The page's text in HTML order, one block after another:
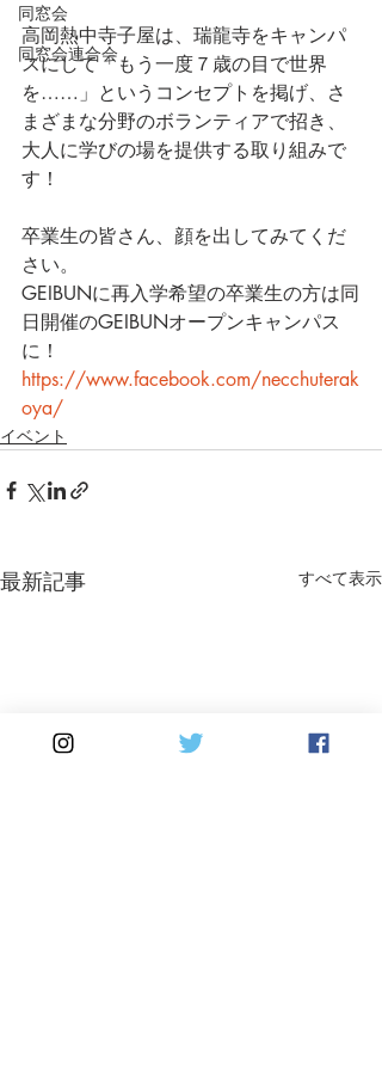
同窓会
同窓会連合会
高岡熱中寺子屋は、瑞龍寺をキャンパ
スにして「もう一度７歳の目で世界
を……」というコンセプトを掲げ、さ
まざまな分野のボランティアで招き、
大人に学びの場を提供する取り組みで
す！
卒業生の皆さん、顔を出してみてくだ
さい。
GEIBUNに再入学希望の卒業生の方は同
日開催のGEIBUNオープンキャンパス
に！
https://www.facebook.com/necchuterak
oya/
イベント
最新記事 すべて表示